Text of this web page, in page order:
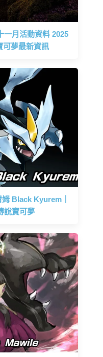
一月活動資料 2025
夢最新資訊
Black Kyurem｜
說寶可夢